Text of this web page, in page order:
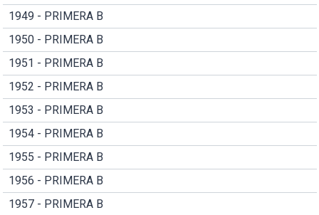
1949 - PRIMERA B
1950 - PRIMERA B
1951 - PRIMERA B
1952 - PRIMERA B
1953 - PRIMERA B
1954 - PRIMERA B
1955 - PRIMERA B
1956 - PRIMERA B
1957 - PRIMERA B